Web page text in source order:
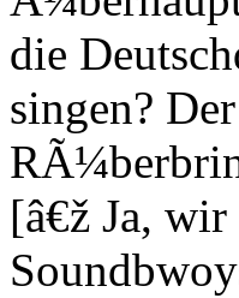
die
singen?
[â€ž Ja,